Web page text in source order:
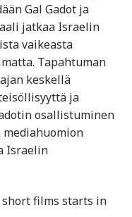
Gal Gadot ja
jatkaa Israelin
vaikeasta
Tapahtuman
keskellä
ja
osallistuminen
Israelin
short films starts in